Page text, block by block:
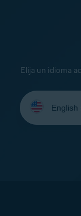
Elija un idioma